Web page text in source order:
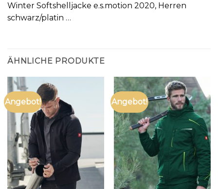
Winter Softshelljacke e.s.motion 2020, Herren
schwarz/platin …
ÄHNLICHE PRODUKTE
Angebot! Angebot!